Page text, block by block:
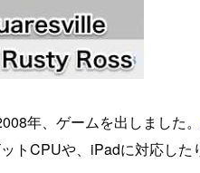
年、ゲームを出しました。
トCPUや、iPadに対応した